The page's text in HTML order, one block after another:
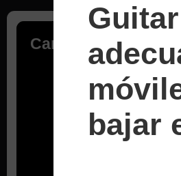
Cargando...
bajar